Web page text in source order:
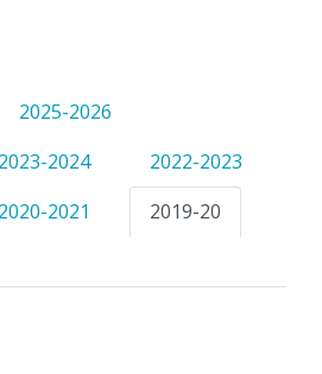
2025-2026
2023-2024
2022-2023
2020-2021
2019-20